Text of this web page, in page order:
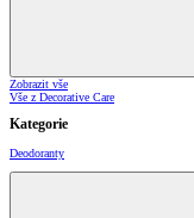
Zobrazit vše
Vše z Decorative Care
Kategorie
Deodoranty